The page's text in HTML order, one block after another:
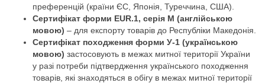
преференцій (країни ЄС, Японія, Туреччина, США).
Сертифікат форми EUR.1, серія М (англійською
мовою) – для експорту товарів до Республіки Македонія.
Сертифікат походження форми У-1 (українською
мовою) застосовують в межах митної території України
у разі потреби підтвердження українського походження
товарів, які знаходяться в обігу в межах митної території